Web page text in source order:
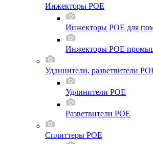
Инжекторы POE
Инжекторы POE для
Инжекторы POE
Удлинители, разветвители
Удлинители POE
Разветвители POE
Сплиттеры POE